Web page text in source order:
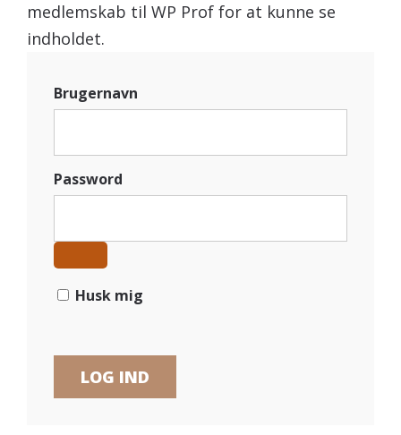
medlemskab til WP Prof for at kunne se
indholdet.
Brugernavn
Password
Husk mig